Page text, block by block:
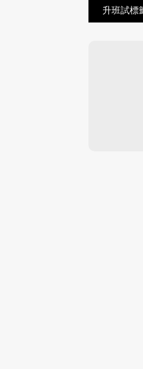
升班試標